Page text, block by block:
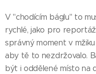
V "chodícím báglu" to
rychlé, jako pro
správný moment v
aby tě to nezdržovalo.
být i oddělené místo na